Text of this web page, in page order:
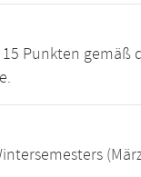
Punkten gemäß